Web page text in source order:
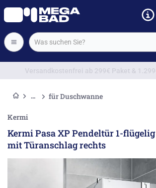
Vorkassenrabatt
für Duschwanne
Kermi
Kermi Pasa XP Pendeltür 1-flügelig
mit Türanschlag rechts